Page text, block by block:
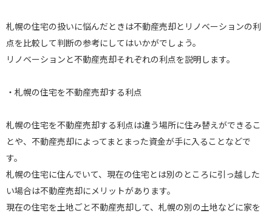
札幌の住宅の扱いに悩んだときは不動産売却とリノベーションの利
点を比較して判断の参考にしてはいかがでしょう。
リノベーションと不動産売却それぞれの利点を説明します。
・札幌の住宅を不動産売却する利点
札幌の住宅を不動産売却する利点は違う場所に住み替えができるこ
とや、不動産売却によってまとまった資金が手に入ることなどで
す。
札幌の住宅に住んでいて、現在の住宅とは別のところに引っ越した
い場合は不動産売却にメリットがあります。
現在の住宅を土地ごと不動産売却して、札幌の別の土地などに家を